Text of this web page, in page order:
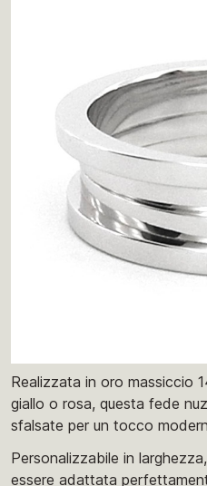
Realizzata in oro massiccio
giallo o rosa, questa fede
sfalsate per un tocco
Personalizzabile in
essere adattata